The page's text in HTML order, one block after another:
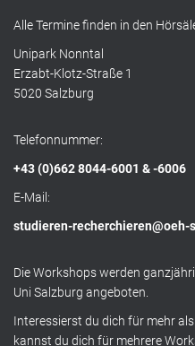
Alle Termine finden in den
Unipark Nonntal
Erzabt-Klotz-Straße 1
5020 Salzburg
Telefonnummer:
+43 (0)662 8044-6001 & -6006
E-Mail:
studieren-recherchieren@oeh-
Die Workshops werden
Uni Salzburg angeboten.
Interessierst du dich für mehr
kannst du dich für mehrere